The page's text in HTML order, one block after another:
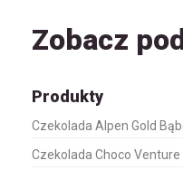
Zobacz
Produkty
Czekolada Alpen Gold
Czekolada Choco